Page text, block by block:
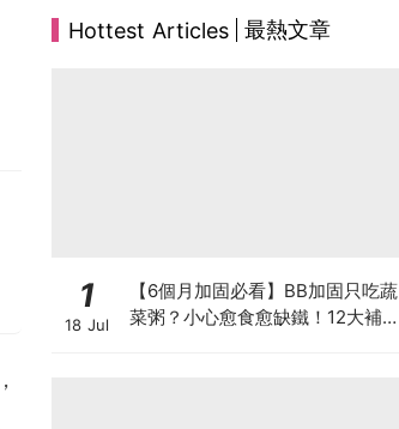
，
Hottest Articles 最熱文章
1
18 Jul
【6個月加固必看】BB加固只吃蔬
菜粥？小心愈食愈缺鐵！12大補鐵